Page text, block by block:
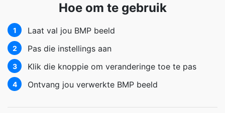
Hoe om te gebruik
1 Laat val jou BMP beeld
2 Pas die instellings aan
3 Klik die knoppie om veranderinge toe te pas
4 Ontvang jou verwerkte BMP beeld